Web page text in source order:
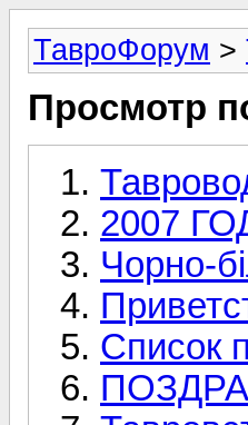
ТавроФорум >
Просмотр
2007
Чорно-
Список